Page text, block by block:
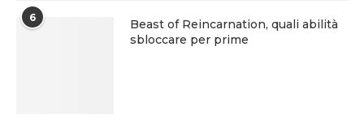
6
Beast of Reincarnation, quali abilità
sbloccare per prime